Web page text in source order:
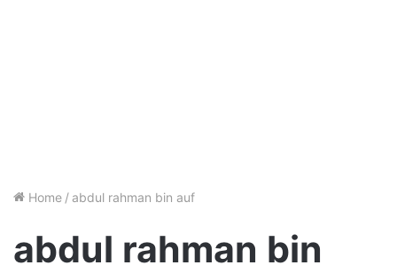
Home / abdul rahman bin auf
abdul rahman bin